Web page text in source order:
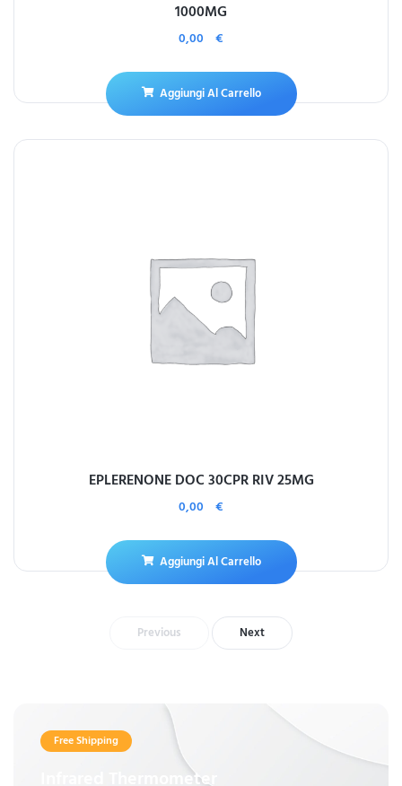
1000MG
0,00 €
Aggiungi Al Carrello
EPLERENONE DOC 30CPR RIV 25MG
0,00 €
Aggiungi Al Carrello
Previous Next
Free Shipping
Infrared Thermometer